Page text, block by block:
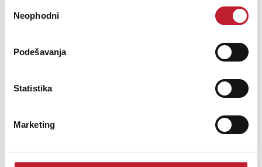
сагласности
Neophodni
Podešavanja
Statistika
Marketing
MIDI cableThe CFD AA MIDI cable with 5-pin plug and 3-pin standard
assignment is used for studio as well as mobile stage operations.
sharpened kink protection d...
Šifra: 14260